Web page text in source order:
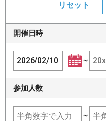
開催日時
~
参加人数
~